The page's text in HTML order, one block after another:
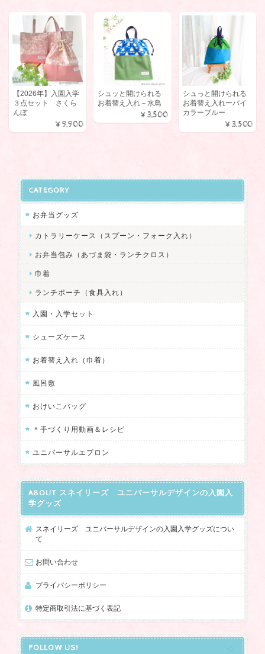
もに購入しました。早生まれのため、身の回りのことが周囲より
遅れがちな我が子が、教えなくても自分で使っています。 上履き
入れもそうでしたが、生地や製法がしっかりしているため、長く
使えそうです。ありがとうございました。
ハイカット用 シューズケース【受注製作】
2024/09/14
ーズケースが見つからず…。 そんな時たまたま見つけたのがスネ
イリーズさんのこちらのシューズケースでした。 イメージを伝え
ると可愛い配色パターンをいくつか提案してくださり、優柔不断
な私でもすぐに決めることができました！笑 デザインも使い勝手
も良く、母子共に大大大満足です！ この度は丁寧なご対応をして
いただきありがとつございました。 また機会がありましたらよろ
この度は、ご注文を頂きありがとうござ
いました！ お色のリクエストを伺うこと
命を楽しみにしております❤
す。 手先がうまく使えない息子でも、こちらの商品だとチャック
の開閉など一人でできるようになり、とても使いやすいです。 デ
ザインもとても可愛くて、ショップの方の対応も親切です。 息子
は学校の上履き入れ、体操袋、ポーチなど全てこちらのショップ
の商品を利用させてもらっています。 可愛くて使いやすいのでお
長年のご愛顧をありがとうございます。
ーチは息子さんがご自身でファスナーを
開閉できるとのことで、今までも何個も
リピートしていただいていて嬉しいで
【2026年】入園入学
３点セット さくら
んぼ
¥9,900
シュッと開けられる
お着替え入れ－水鳥
¥3,500
シュっと開けられる
お着替え入れーバイ
カラーブルー
¥3,500
CATEGORY
お弁当グッズ
カトラリーケース（スプーン・フォーク入れ）
お弁当包み（あづま袋・ランチクロス）
巾着
ランチポーチ（食具入れ）
入園・入学セット
シューズケース
お着替え入れ（巾着）
風呂敷
おけいこバッグ
＊手づくり用動画＆レシピ
ユニバーサルエプロン
ABOUT スネイリーズ ユニバーサルデザインの入園入
学グッズ
スネイリーズ ユニバーサルデザインの入園入学グッズについ
て
お問い合わせ
プライバシーポリシー
特定商取引法に基づく表記
FOLLOW US!